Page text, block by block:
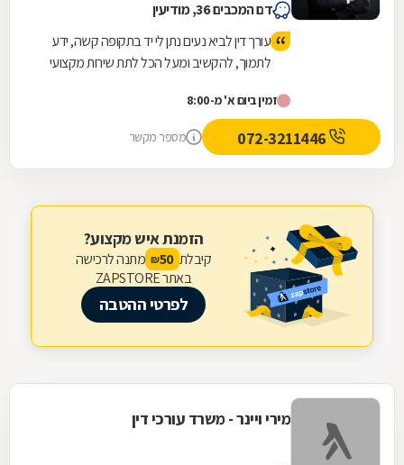
דם המכבים 36, מודיעין
עורך דין לביא נעים נתן לי יד בתקופה קשה, ידע
לתמוך, להקשיב ומעל הכל לתת שירות מקצועי
זמין ביום א' מ-8:00
מספר מקשר
הזמנת איש מקצוע?
קיבלת 50
₪ מתנה לרכישה
באתר ZAPSTORE
לפרטי ההטבה
מירי ויינר - משרד עורכי דין